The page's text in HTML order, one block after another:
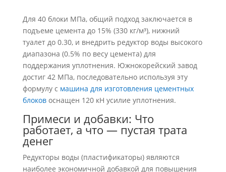
Для 40 блоки МПа, общий подход заключается в
подъеме цемента до 15% (330 кг/м³), нижний
туалет до 0.30, и внедрить редуктор воды высокого
диапазона (0.5% по весу цемента) для
поддержания уплотнения. Южнокорейский завод
достиг 42 МПа, последовательно используя эту
формулу с машина для изготовления цементных
блоков оснащен 120 кН усилие уплотнения.
Примеси и добавки: Что
работает, а что — пустая трата
денег
Редукторы воды (пластификаторы) являются
наиболее экономичной добавкой для повышения